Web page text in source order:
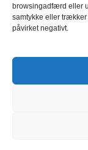
browsingadfærd eller
samtykke eller trækker
påvirket negativt.
Terrasse